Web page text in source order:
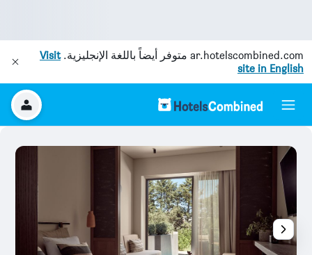
ar.hotelscombined.com متوفر أيضاً باللغة الإنجليزية.Visit
site in English